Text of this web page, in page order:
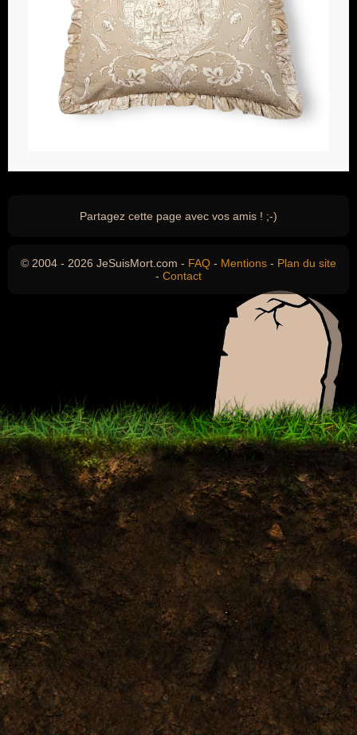
Partagez cette page avec vos amis ! ;-)
© 2004 - 2026 JeSuisMort.com - FAQ - Mentions - Plan du site
- Contact